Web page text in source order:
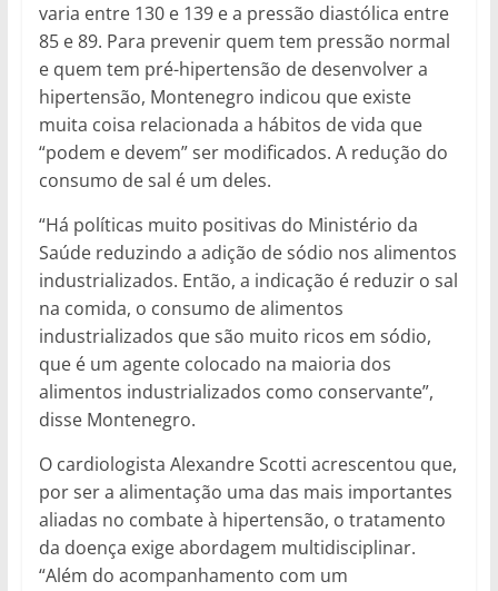
varia entre 130 e 139 e a pressão diastólica entre
85 e 89. Para prevenir quem tem pressão normal
e quem tem pré-hipertensão de desenvolver a
hipertensão, Montenegro indicou que existe
muita coisa relacionada a hábitos de vida que
“podem e devem” ser modificados. A redução do
consumo de sal é um deles.
“Há políticas muito positivas do Ministério da
Saúde reduzindo a adição de sódio nos alimentos
industrializados. Então, a indicação é reduzir o sal
na comida, o consumo de alimentos
industrializados que são muito ricos em sódio,
que é um agente colocado na maioria dos
alimentos industrializados como conservante”,
disse Montenegro.
O cardiologista Alexandre Scotti acrescentou que,
por ser a alimentação uma das mais importantes
aliadas no combate à hipertensão, o tratamento
da doença exige abordagem multidisciplinar.
“Além do acompanhamento com um